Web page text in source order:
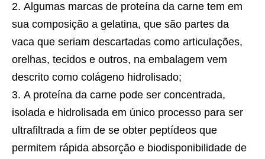
Algumas marcas de proteína da carne tem em
sua composição a gelatina, que são partes da
vaca que seriam descartadas como articulações,
orelhas, tecidos e outros, na embalagem vem
descrito como colágeno hidrolisado;
A proteína da carne pode ser concentrada,
isolada e hidrolisada em único processo para ser
ultrafiltrada a fim de se obter peptídeos que
permitem rápida absorção e biodisponibilidade de